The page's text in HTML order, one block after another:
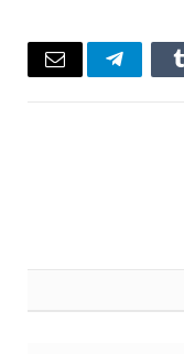
Tumblr تيلقرامالبريد